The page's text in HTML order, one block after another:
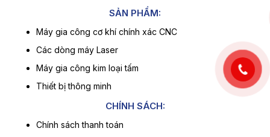
SẢN PHẨM:
Máy gia công cơ khí chính xác CNC
Các dòng máy Laser
Máy gia công kim loại tấm
Thiết bị thông minh
CHÍNH SÁCH:
Chính sách thanh toán